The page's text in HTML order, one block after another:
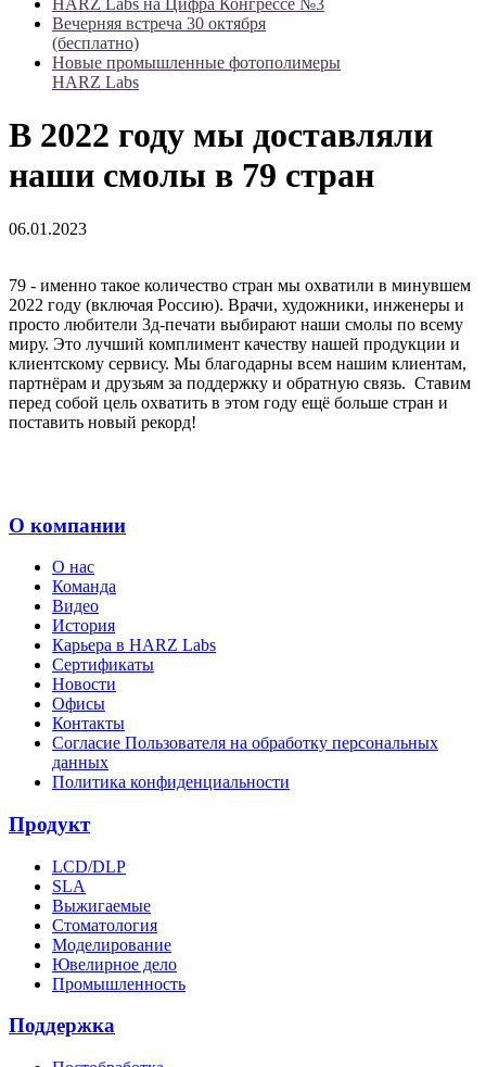
HARZ Labs на Цифра Конгрессе №3
Вечерняя встреча 30 октября
(бесплатно)
Новые промышленные фотополимеры
HARZ Labs
В 2022 году мы доставляли
наши смолы в 79 стран
06.01.2023
79 - именно такое количество стран мы охватили в минувшем
2022 году (включая Россию). Врачи, художники, инженеры и
просто любители 3д-печати выбирают наши смолы по всему
миру. Это лучший комплимент качеству нашей продукции и
клиентскому сервису. Мы благодарны всем нашим клиентам,
партнёрам и друзьям за поддержку и обратную связь. Ставим
перед собой цель охватить в этом году ещё больше стран и
поставить новый рекорд!
О компании
О нас
Команда
Видео
История
Карьера в HARZ Labs
Сертификаты
Новости
Офисы
Контакты
Согласие Пользователя на обработку персональных
данных
Политика конфиденциальности
Продукт
LCD/DLP
SLA
Выжигаемые
Стоматология
Моделирование
Ювелирное дело
Промышленность
Поддержка